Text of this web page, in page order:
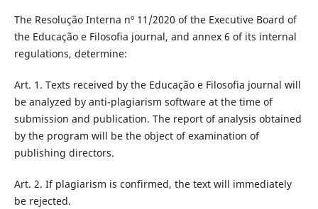
The Resolução Interna nº 11/2020 of the Executive Board of
the Educação e Filosofia journal, and annex 6 of its internal
regulations, determine:
Art. 1. Texts received by the Educação e Filosofia journal will
be analyzed by anti-plagiarism software at the time of
submission and publication. The report of analysis obtained
by the program will be the object of examination of
publishing directors.
Art. 2. If plagiarism is confirmed, the text will immediately
be rejected.